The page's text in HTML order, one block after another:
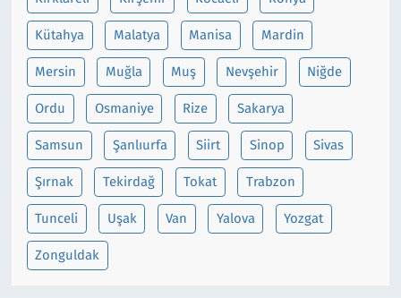
Kütahya Malatya Manisa Mardin
Mersin Muğla Muş Nevşehir Niğde
Ordu Osmaniye Rize Sakarya
Samsun Şanlıurfa Siirt Sinop Sivas
Şırnak Tekirdağ Tokat Trabzon
Tunceli Uşak Van Yalova Yozgat
Zonguldak